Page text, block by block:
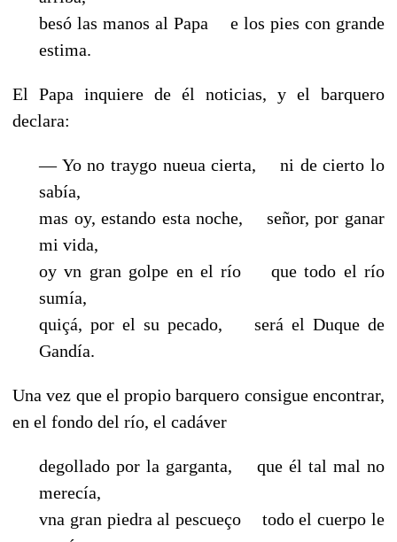
besó las manos al Papa e los pies con grande
estima.
El Papa inquiere de él noticias, y el barquero
declara:
— Yo no traygo nueua cierta, ni de cierto lo
sabía,
mas oy, estando esta noche, señor, por ganar
mi vida,
oy vn gran golpe en el río que todo el río
sumía,
quiçá, por el su pecado, será el Duque de
Gandía.
Una vez que el propio barquero consigue encontrar,
en el fondo del río, el cadáver
degollado por la garganta, que él tal mal no
merecía,
vna gran piedra al pescueço todo el cuerpo le